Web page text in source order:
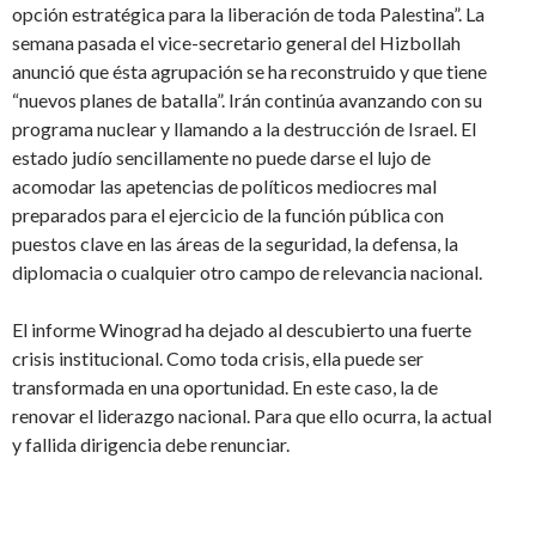
opción estratégica para la liberación de toda Palestina”. La
semana pasada el vice-secretario general del Hizbollah
anunció que ésta agrupación se ha reconstruido y que tiene
“nuevos planes de batalla”. Irán continúa avanzando con su
programa nuclear y llamando a la destrucción de Israel. El
estado judío sencillamente no puede darse el lujo de
acomodar las apetencias de políticos mediocres mal
preparados para el ejercicio de la función pública con
puestos clave en las áreas de la seguridad, la defensa, la
diplomacia o cualquier otro campo de relevancia nacional.
El informe Winograd ha dejado al descubierto una fuerte
crisis institucional. Como toda crisis, ella puede ser
transformada en una oportunidad. En este caso, la de
renovar el liderazgo nacional. Para que ello ocurra, la actual
y fallida dirigencia debe renunciar.